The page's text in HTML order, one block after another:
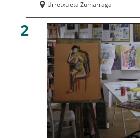
Urretxu eta Zumarraga
2